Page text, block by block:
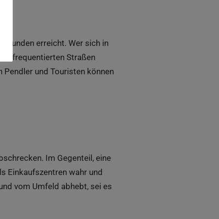
Kunden erreicht. Wer sich in
frequentierten Straßen
und Touristen können
Im Gegenteil, eine
Einkaufszentren wahr und
vom Umfeld abhebt, sei es